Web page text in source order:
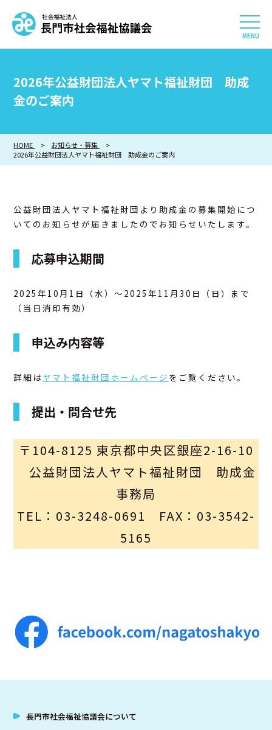
社会福祉法人 長門市社
長門市社会福祉協議会について
相談したい
知りたい
利用したい
アクセス
2026年公益財団法人ヤマト福祉財団 助成
金のご案内
HOME
お知らせ・募集
2026年公益財団法人ヤマト福祉財団 助成金のご案内
公益財団法人ヤマト福祉財団より助成金の募集開始につ
いてのお知らせが届きましたのでお知らせいたします。
応募申込期間
2025年10月1日（水）～2025年11月30日（日）まで
（当日消印有効）
申込み内容等
詳細はヤマト福祉財団ホームページ をご覧ください。
提出・問合せ先
〒104-8125 東京都中央区銀座2-16-10
公益財団法人ヤマト福祉財団 助成金
事務局
TEL：03-3248-0691 FAX：03-3542-
5165
長門市社会福祉協議会について